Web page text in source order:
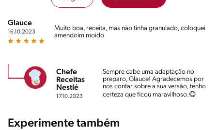
Glauce
16.10.2023
Muito boa, receita, mas não tinha granulado, coloquei
amendoim moido
Chefe
Receitas
Nestlé
17.10.2023
Sempre cabe uma adaptação no
preparo, Glauce! Agradecemos por
nos contar sobre a sua versão, tenho
certeza que ficou maravilhoso.😋
Experimente também